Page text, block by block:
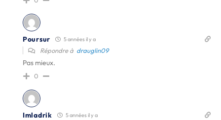
Poursur 5 années il y a
Répondre à drauglin09
Pas mieux.
0
Imladrik 5 années il y a